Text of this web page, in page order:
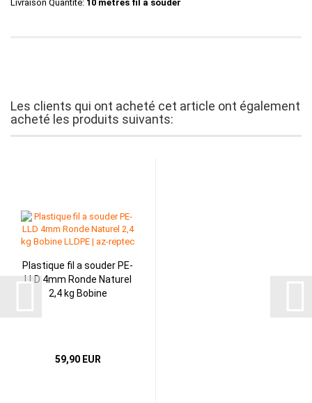
Livraison Quantité: 10 mètres fil à souder
Les clients qui ont acheté cet article ont également
acheté les produits suivants:
Plastique fil a souder PE-
LLD 4mm Ronde Naturel
2,4 kg Bobine
59,90 EUR